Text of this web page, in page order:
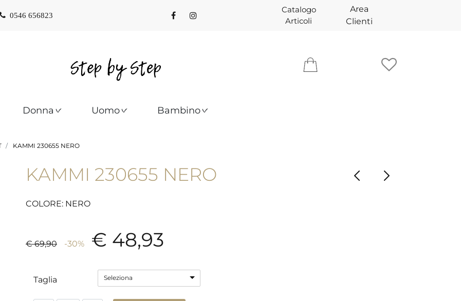
0546 656823
Catalogo
Articoli
Area
Clienti
Donna Uomo Bambino
KAMMI 230655 NERO
KAMMI 230655 NERO
COLORE: NERO
€ 69,90 -30% € 48,93
Taglia Seleziona